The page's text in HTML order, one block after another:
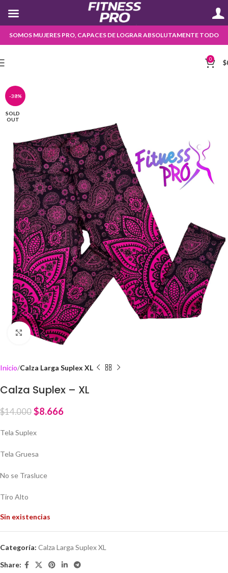
SOMOS MUJERES PRO, CAPACES DE LOGRAR ABSOLUTAMENTE TODO
0 $
-38%
SOLD
OUT
Click to enlarge
Inicio Calza Larga Suplex XL
Calza Suplex – XL
$14.000 $8.666
Tela Suplex
Tela Gruesa
No se Trasluce
Tiro Alto
Sin existencias
Categoría: Calza Larga Suplex XL
Share: